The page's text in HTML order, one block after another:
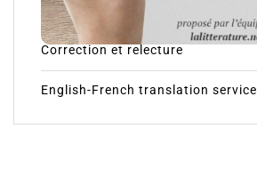
Correction et relecture
English-French translation service